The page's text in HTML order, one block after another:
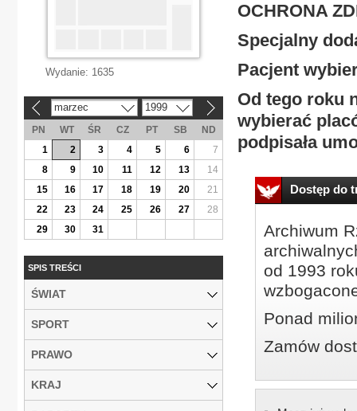
OCHRONA
Specjalny
Pacjent
Od tego roku
wybierać
podpisała
Dostęp do
Archiwum
od 1993
Ponad
Zamów
Wydanie: 1635
marzec 1999
PN WT ŚR CZ PT SB
ND
1
2 3 4 5 6
7
8
9 10 11 12 13
14
15
16 17 18 19 20
21
22
23 24 25 26 27
28
29
30 31
SPIS TREŚCI
ŚWIAT
SPORT
PRAWO
KRAJ